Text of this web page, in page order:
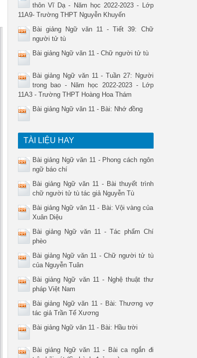
thôn Vĩ Dạ - Năm học 2022-2023 - Lớp
11A9- Trường THPT Nguyễn Khuyến
Bài giảng Ngữ văn 11 - Tiết 39: Chữ
người tử tù
Bài giảng Ngữ văn 11 - Chữ người tử tù
Bài giảng Ngữ văn 11 - Tuần 27: Người
trong bao - Năm học 2022-2023 - Lớp
11A3 - Trường THPT Hoàng Hoa Thám
Bài giảng Ngữ văn 11 - Bài: Nhớ đồng
TÀI LIỆU HAY
Bài giảng Ngữ văn 11 - Phong cách ngôn
ngữ báo chí
Bài giảng Ngữ văn 11 - Bài thuyết trình
chữ người tử tù tác giả Nguyễn Tù
Bài giảng Ngữ văn 11 - Bài: Vội vàng của
Xuân Diệu
Bài giảng Ngữ văn 11 - Tác phẩm Chí
phèo
Bài giảng Ngữ văn 11 - Chữ người tử tù
của Nguyễn Tuân
Bài giảng Ngữ văn 11 - Nghệ thuật thư
pháp Việt Nam
Bài giảng Ngữ văn 11 - Bài: Thương vợ
tác giả Trần Tế Xương
Bài giảng Ngữ văn 11 - Bài: Hầu trời
Bài giảng Ngữ văn 11 - Bài ca ngắn đi